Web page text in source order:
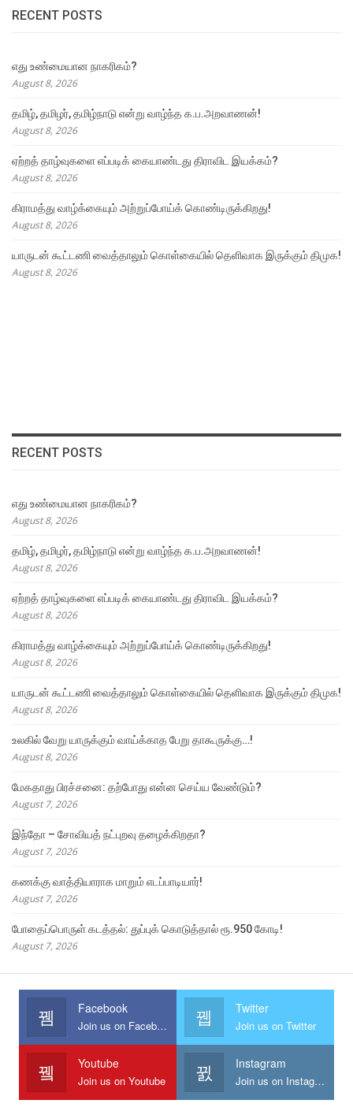
RECENT POSTS
எது உண்மையான நாகரிகம்?
August 8, 2026
தமிழ், தமிழர், தமிழ்நாடு என்று வாழ்ந்த க.ப.அறவாணன்!
August 8, 2026
ஏற்றத் தாழ்வுகளை எப்படிக் கையாண்டது திராவிட இயக்கம்?
August 8, 2026
கிராமத்து வாழ்க்கையும் அற்றுப்போய்க் கொண்டிருக்கிறது!
August 8, 2026
யாருடன் கூட்டணி வைத்தாலும் கொள்கையில் தெளிவாக இருக்கும் திமுக!
August 8, 2026
RECENT POSTS
எது உண்மையான நாகரிகம்?
August 8, 2026
தமிழ், தமிழர், தமிழ்நாடு என்று வாழ்ந்த க.ப.அறவாணன்!
August 8, 2026
ஏற்றத் தாழ்வுகளை எப்படிக் கையாண்டது திராவிட இயக்கம்?
August 8, 2026
கிராமத்து வாழ்க்கையும் அற்றுப்போய்க் கொண்டிருக்கிறது!
August 8, 2026
யாருடன் கூட்டணி வைத்தாலும் கொள்கையில் தெளிவாக இருக்கும் திமுக!
August 8, 2026
உலகில் வேறு யாருக்கும் வாய்க்காத பேறு தாகூருக்கு…!
August 8, 2026
மேகதாது பிரச்சனை: தற்போது என்ன செய்ய வேண்டும்?
August 7, 2026
இந்தோ – சோவியத் நட்புறவு தழைக்கிறதா?
August 7, 2026
கணக்கு வாத்தியாராக மாறும் எடப்பாடியார்!
August 7, 2026
போதைப்பொருள் கடத்தல்: துப்புக் கொடுத்தால் ரூ.950 கோடி!
August 7, 2026
Facebook
Join us on Facebook
Twitter
Join us on Twitter
Youtube
Join us on Youtube
Instagram
Join us on Instagram